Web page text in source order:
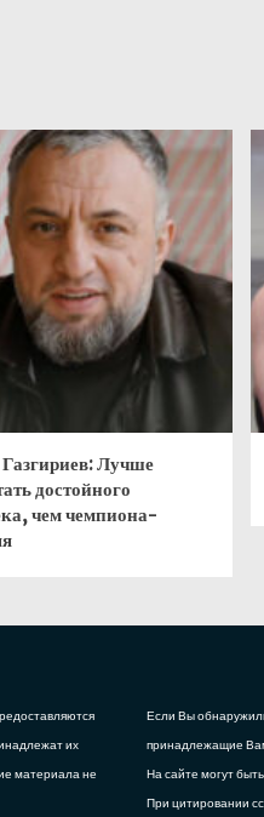
Лучше
достойного
чем чемпиона-
их
материала не
Если Вы
принадлежащие
На сайте могут
При цитировании